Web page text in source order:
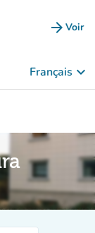
arrow_forward Voir
Français keyboard_arrow_down